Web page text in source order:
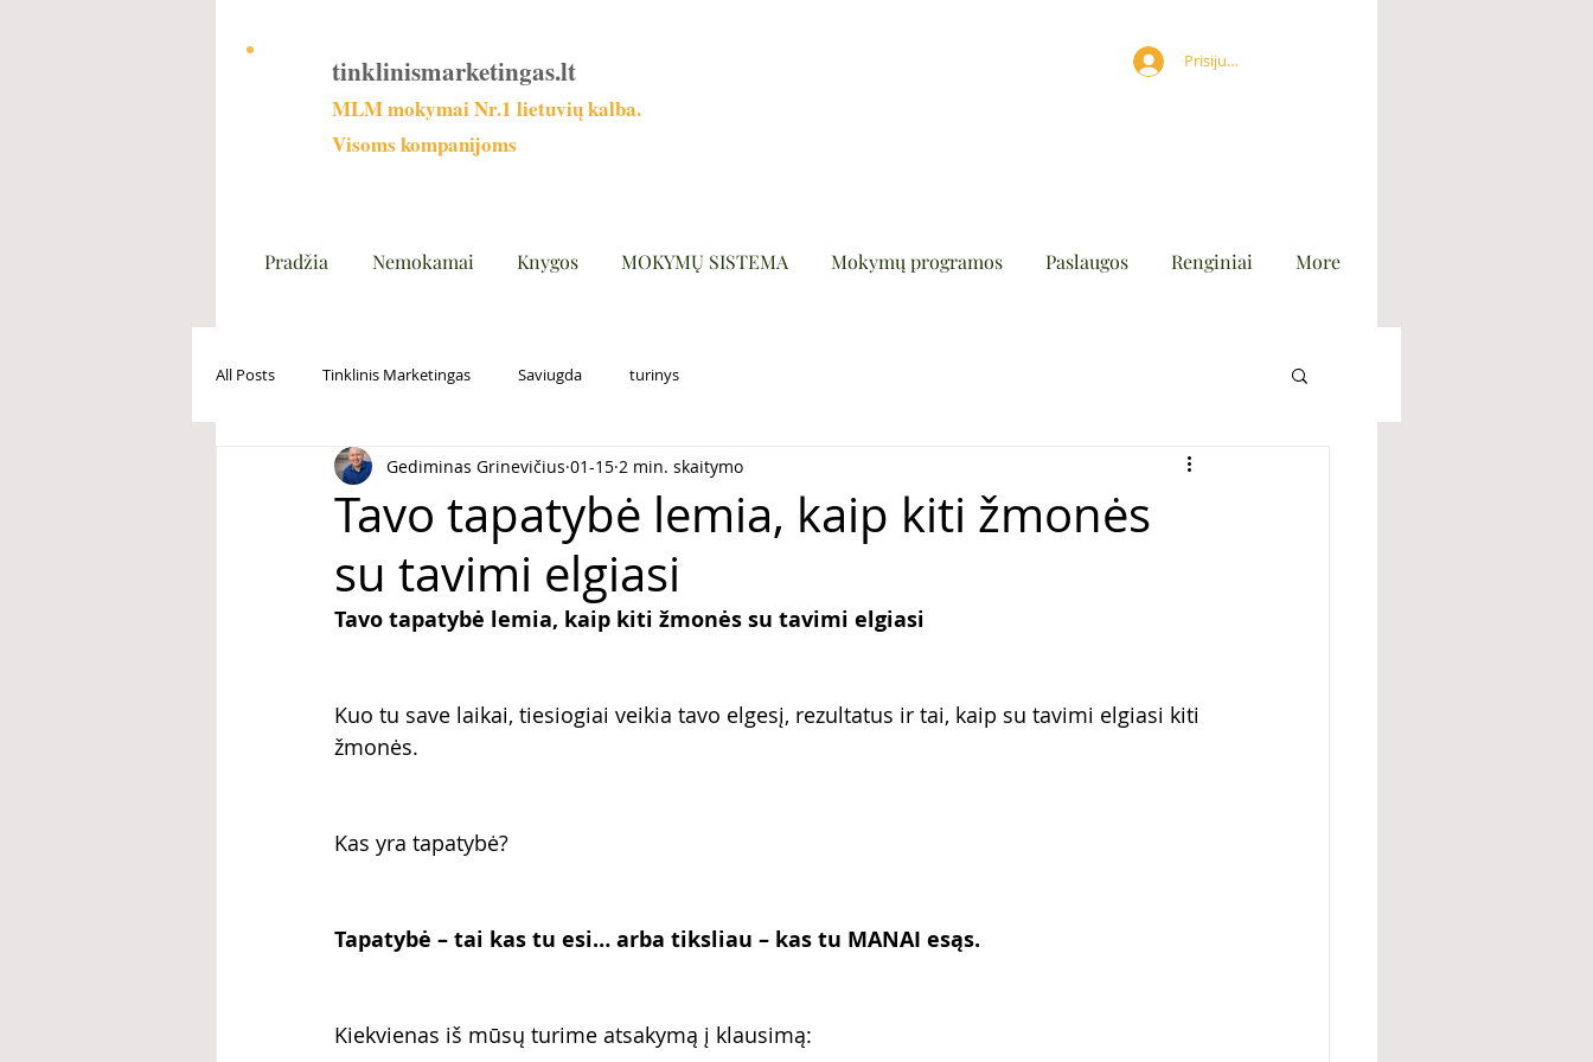
tinklinismarketingas.lt
MLM mokymai Nr.1 lietuvių kalba.
Visoms kompanijoms
Prisijungti
Pradžia Nemokamai Knygos MOKYMŲ SISTEMA Mokymų programos Paslaugos Renginiai More
All Posts Tinklinis Marketingas Saviugda turinys
Tavo tapatybė lemia, kaip kiti žmonės
su tavimi elgiasi
Gediminas Grinevičius 01-15 2 min. skaitymo
Tavo tapatybė lemia, kaip kiti žmonės su tavimi elgiasi
Kuo tu save laikai, tiesiogiai veikia tavo elgesį, rezultatus ir tai, kaip su tavimi elgiasi kiti
žmonės.
Kas yra tapatybė?
Tapatybė – tai kas tu esi… arba tiksliau – kas tu MANAI esąs.
Kiekvienas iš mūsų turime atsakymą į klausimą: